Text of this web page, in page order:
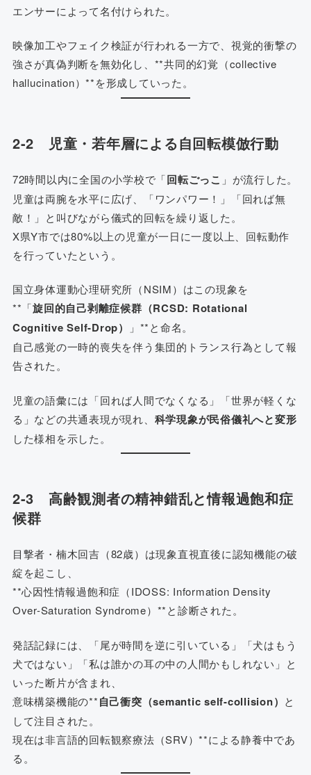
エンサーによって名付けられた。
映像加工やフェイク検証が行われる一方で、視覚的衝撃の
強さが真偽判断を無効化し、**共同的幻覚（collective
hallucination）**を形成していった。
2-2 児童・若年層による自回転模倣行動
72時間以内に全国の小学校で「回転ごっこ 」が流行した。
児童は両腕を水平に広げ、「ワンパワー！」「回れば無
敵！」と叫びながら儀式的回転を繰り返した。
X県Y市では80%以上の児童が一日に一度以上、回転動作
を行っていたという。
国立身体運動心理研究所（NSIM）はこの現象を
**「旋回的自己剥離症候群（RCSD: Rotational
Cognitive Self-Drop）
」**と命名。
自己感覚の一時的喪失を伴う集団的トランス行為として報
告された。
児童の語彙には「回れば人間でなくなる」「世界が軽くな
る」などの共通表現が現れ、 科学現象が民俗儀礼へと変形
した様相を示した。
2-3 高齢観測者の精神錯乱と情報過飽和症
候群
目撃者・楠木回吉（82歳）は現象直視直後に認知機能の破
綻を起こし、
**心因性情報過飽和症（IDOSS: Information Density
Over-Saturation Syndrome）**と診断された。
発話記録には、「尾が時間を逆に引いている」「犬はもう
犬ではない」「私は誰かの耳の中の人間かもしれない」と
いった断片が含まれ、
意味構築機能の**自己衝突（semantic self-collision） と
して注目された。
現在は非言語的回転観察療法（SRV）**による静養中であ
る。